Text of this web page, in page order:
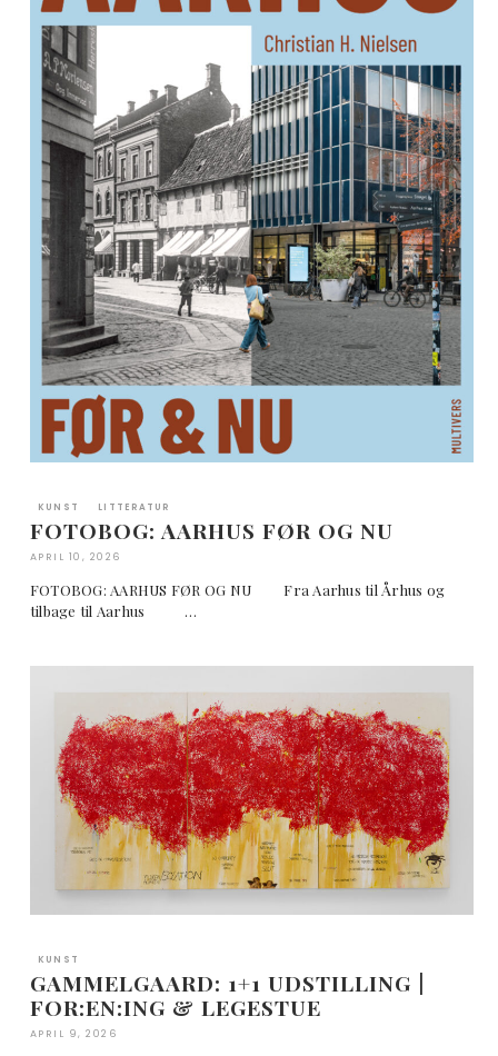
KUNST LITTERATUR
FOTOBOG: AARHUS FØR OG NU
APRIL 10, 2026
FOTOBOG: AARHUS FØR OG NU Fra Aarhus til Århus og
tilbage til Aarhus …
KUNST
GAMMELGAARD: 1+1 UDSTILLING |
FOR:EN:ING & LEGESTUE
APRIL 9, 2026